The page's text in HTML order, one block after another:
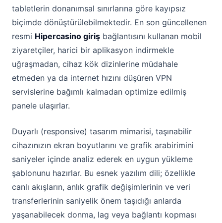
tabletlerin donanımsal sınırlarına göre kayıpsız
biçimde dönüştürülebilmektedir. En son güncellenen
resmi Hipercasino giriş bağlantısını kullanan mobil
ziyaretçiler, harici bir aplikasyon indirmekle
uğraşmadan, cihaz kök dizinlerine müdahale
etmeden ya da internet hızını düşüren VPN
servislerine bağımlı kalmadan optimize edilmiş
panele ulaşırlar.
Duyarlı (responsive) tasarım mimarisi, taşınabilir
cihazınızın ekran boyutlarını ve grafik arabirimini
saniyeler içinde analiz ederek en uygun yükleme
şablonunu hazırlar. Bu esnek yazılım dili; özellikle
canlı akışların, anlık grafik değişimlerinin ve veri
transferlerinin saniyelik önem taşıdığı anlarda
yaşanabilecek donma, lag veya bağlantı kopması